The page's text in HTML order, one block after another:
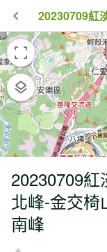
20230709
北峰-金交椅
南峰